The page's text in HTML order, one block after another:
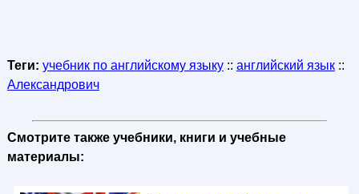
Теги: учебник по английскому языку:: английский язык::
Александрович
Смотрите также учебники, книги и учебные
материалы: